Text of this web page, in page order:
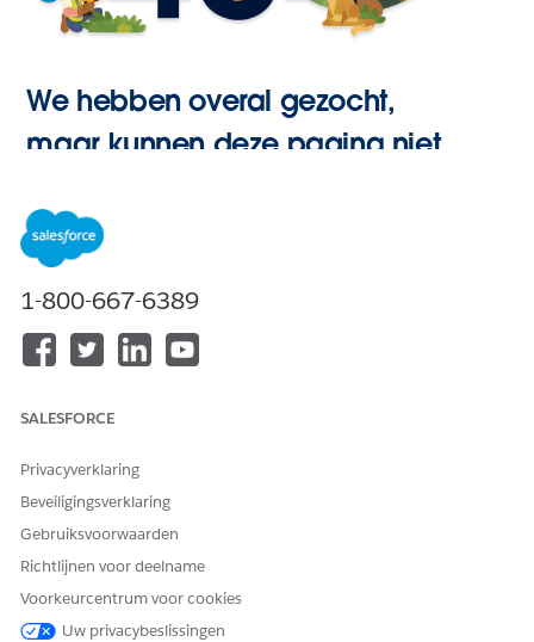
We hebben overal gezocht,
maar kunnen deze pagina niet
1-800-667-6389
SALESFORCE
Privacyverklaring
Beveiligingsverklaring
Gebruiksvoorwaarden
Richtlijnen voor deelname
Voorkeurcentrum voor cookies
Uw privacybeslissingen